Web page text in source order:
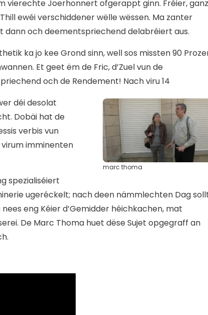
vierechte Joerhonnert ofgerappt ginn. Fréier, ganz
ewéi verschiddener wëlle wëssen. Ma zanter
dann och deementspriechend delabréiert aus.
ka jo kee Grond sinn, well sos missten 90
Et geet ëm de Fric, d’Zuel vun de
och de Rendement! Nach viru 14
marc thoma
déi desolat
Dobäi hat de
verbis vun
imminenten
spezialiséiert
ugeréckelt; nach deen nämmlechten Dag
eng Kéier d’Gemidder héichkachen, mat
De Marc Thoma huet dëse Sujet opgegraff an